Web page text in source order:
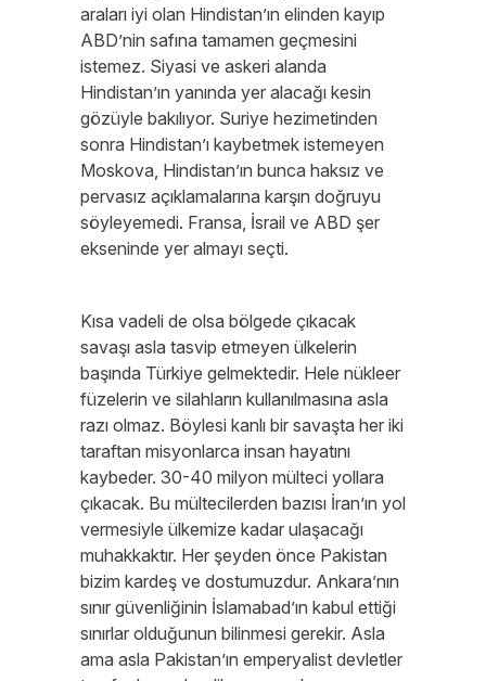
araları iyi olan Hindistan’ın elinden kayıp
ABD’nin safına tamamen geçmesini
istemez. Siyasi ve askeri alanda
Hindistan’ın yanında yer alacağı kesin
gözüyle bakılıyor. Suriye hezimetinden
sonra Hindistan’ı kaybetmek istemeyen
Moskova, Hindistan’ın bunca haksız ve
pervasız açıklamalarına karşın doğruyu
söyleyemedi. Fransa, İsrail ve ABD şer
ekseninde yer almayı seçti.
Kısa vadeli de olsa bölgede çıkacak
savaşı asla tasvip etmeyen ülkelerin
başında Türkiye gelmektedir. Hele nükleer
füzelerin ve silahların kullanılmasına asla
razı olmaz. Böylesi kanlı bir savaşta her iki
taraftan misyonlarca insan hayatını
kaybeder. 30-40 milyon mülteci yollara
çıkacak. Bu mültecilerden bazısı İran’ın yol
vermesiyle ülkemize kadar ulaşacağı
muhakkaktır. Her şeyden önce Pakistan
bizim kardeş ve dostumuzdur. Ankara’nın
sınır güvenliğinin İslamabad’ın kabul ettiği
sınırlar olduğunun bilinmesi gerekir. Asla
ama asla Pakistan’ın emperyalist devletler